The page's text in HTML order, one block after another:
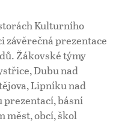
Kulturního
závěrečná prezentace
Žákovské týmy
Dubu nad
Lipníku nad
prezentací, básní
měst, obcí, škol